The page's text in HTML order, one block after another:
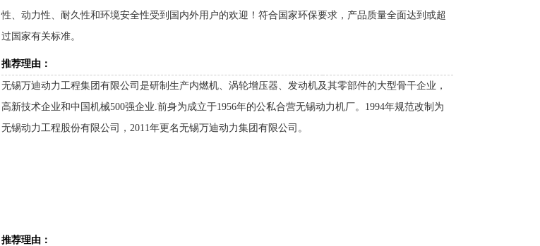
性、动力性、耐久性和环境安全性受到国内外用户的欢迎！符合国家环保要求，产品质量全面达到或超
过国家有关标准。
推荐理由：
无锡万迪动力工程集团有限公司是研制生产内燃机、涡轮增压器、发动机及其零部件的大型骨干企业，
高新技术企业和中国机械500强企业.前身为成立于1956年的公私合营无锡动力机厂。1994年规范改制为
无锡动力工程股份有限公司，2011年更名无锡万迪动力集团有限公司。
推荐理由：